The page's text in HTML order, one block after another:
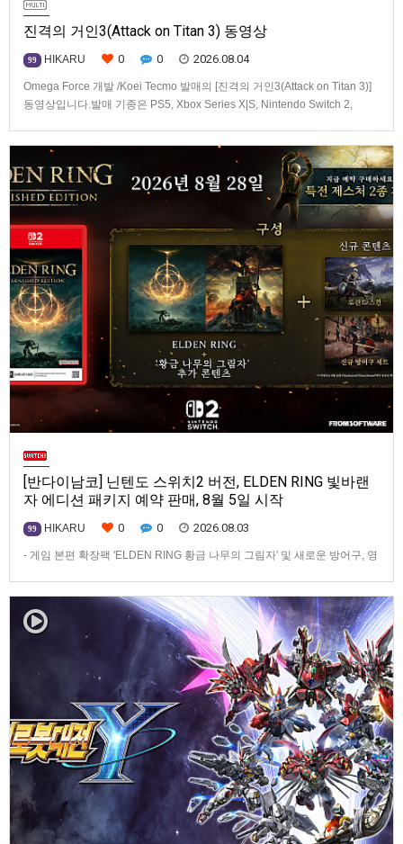
진격의 거인3(Attack on Titan 3) 동영상
99 HIKARU 0 0 2026.08.04
Omega Force 개발 /Koei Tecmo 발매의 [진격의 거인3(Attack on Titan 3)]
동영상입니다.발매 기종은 PS5, Xbox Series X|S, Nintendo Switch 2,
[반다이남코] 닌텐도 스위치2 버전, ELDEN RING 빛바랜
자 에디션 패키지 예약 판매, 8월 5일 시작
99 HIKARU 0 0 2026.08.03
- 게임 본편 확장팩 'ELDEN RING 황금 나무의 그림자' 및 새로운 방어구, 영
문 판매를 8월 5일(수)부터 시작한다고 발표했다.‘ELDEN RING 빛바랜 자
에디션’에는 ‘ELDEN R…